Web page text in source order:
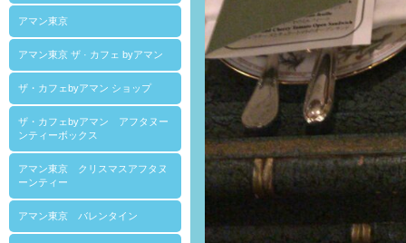
アマン東京
アマン東京 ザ · カフェ byアマン
ザ・カフェbyアマン ショップ
ザ・カフェbyアマン アフタヌー
ンティーボックス
アマン東京 クリスマスアフタヌ
ーンティー
アマン東京 バレンタイン